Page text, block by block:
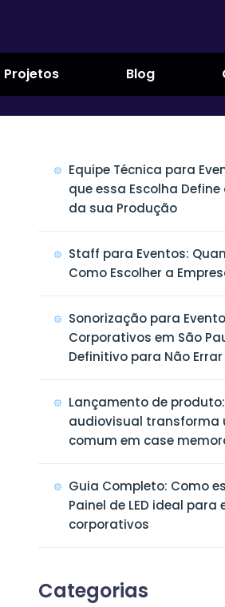
Projetos Blog
Equipe Técnica para
que essa Escolha Define
da sua Produção
Staff para Eventos:
Como Escolher a
Sonorização para
Corporativos em São
Definitivo para Não
Lançamento de
audiovisual transforma
comum em case
Guia Completo: Como
Painel de LED ideal para
corporativos
Categorias